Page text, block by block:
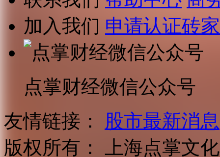
加入我们 申请认证砖家
点掌财经微信公众号
友情链接：
股市最新消息
版权所有：
上海点掌文